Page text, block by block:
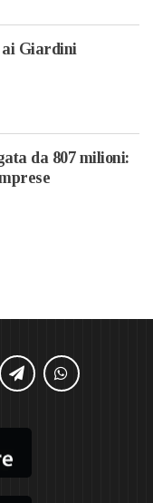
Giardini
da 807 milioni: